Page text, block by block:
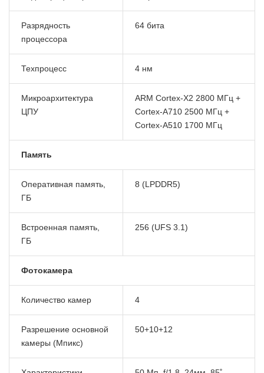
Разрядность
процессора
64 бита
Техпроцесс 4 нм
Микроархитектура
ЦПУ
ARM Cortex-X2 2800 МГц +
Cortex-A710 2500 МГц +
Cortex-A510 1700 МГц
Память
Оперативная память,
ГБ
8 (LPDDR5)
Встроенная память,
ГБ
256 (UFS 3.1)
Фотокамера
Количество камер 4
Разрешение основной
камеры (Мпикс)
50+10+12